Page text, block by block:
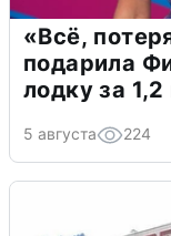
«Всё,
подарила
лодку за
5 августа 224